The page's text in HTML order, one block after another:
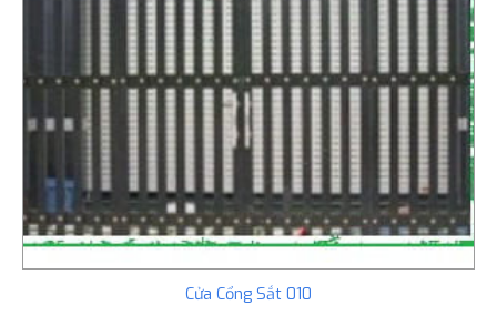
Cửa Cổng Sắt 010